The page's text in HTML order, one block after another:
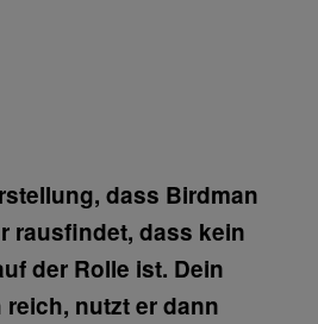
dass Birdman
rausfindet, dass kein
der Rolle ist. Dein
nutzt er dann